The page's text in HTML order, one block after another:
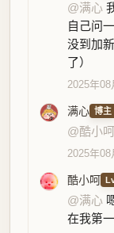
@满心
自己问
没到加
了）
2025年08
满心 博主
@酷小呵
2025年08
酷小呵
@满心
在我第